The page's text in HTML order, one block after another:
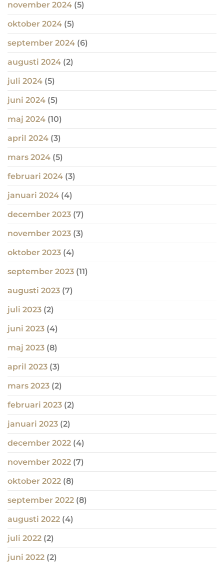
november 2024 (5)
oktober 2024 (5)
september 2024 (6)
augusti 2024 (2)
juli 2024 (5)
juni 2024 (5)
maj 2024 (10)
april 2024 (3)
mars 2024 (5)
februari 2024 (3)
januari 2024 (4)
december 2023 (7)
november 2023 (3)
oktober 2023 (4)
september 2023 (11)
augusti 2023 (7)
juli 2023 (2)
juni 2023 (4)
maj 2023 (8)
april 2023 (3)
mars 2023 (2)
februari 2023 (2)
januari 2023 (2)
december 2022 (4)
november 2022 (7)
oktober 2022 (8)
september 2022 (8)
augusti 2022 (4)
juli 2022 (2)
juni 2022 (2)